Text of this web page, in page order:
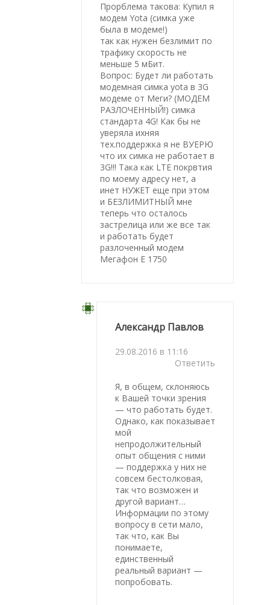
Прорблема такова: Купил я
модем Yota (симка уже
была в модеме!)
так как нужен безлимит по
трафику скорость не
меньше 5 мБит.
Вопрос: Будет ли работать
модемная симка yota в 3G
модеме от Меги? (МОДЕМ
РАЗЛОЧЕННЫЙ!) симка
стандарта 4G! Как бы не
уверяла ихняя
тех.поддержка я не ВУЕРЮ
что их симка не работает в
3G!!! Така как LTE покрвтия
по моему адресу нет, а
инет НУЖЕТ еще при этом
и БЕЗЛИМИТНЫЙ мне
теперь что осталось
застрелица или же все так
и работать будет
разлоченный модем
Мегафон E 1750
Александр Павлов
29.08.2016 в 11:16
Ответить
Я, в общем, склоняюсь
к Вашей точки зрения
— что работать будет.
Однако, как показывает
мой
непродолжительный
опыт общения с ними
— поддержка у них не
совсем бестолковая,
так что возможен и
другой вариант…
Информации по этому
вопросу в сети мало,
так что, как Вы
понимаете,
единственный
реальный вариант —
попробовать.